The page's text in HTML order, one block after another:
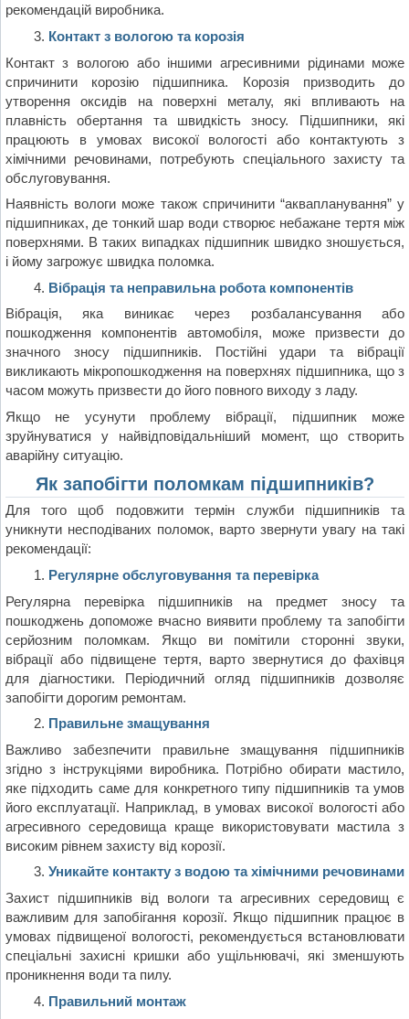
рекомендацій виробника.
Контакт з вологою та корозія
Контакт з вологою або іншими агресивними рідинами може
спричинити корозію підшипника. Корозія призводить до
утворення оксидів на поверхні металу, які впливають на
плавність обертання та швидкість зносу. Підшипники, які
працюють в умовах високої вологості або контактують з
хімічними речовинами, потребують спеціального захисту та
обслуговування.
Наявність вологи може також спричинити “аквапланування” у
підшипниках, де тонкий шар води створює небажане тертя між
поверхнями. В таких випадках підшипник швидко зношується,
і йому загрожує швидка поломка.
Вібрація та неправильна робота компонентів
Вібрація, яка виникає через розбалансування або
пошкодження компонентів автомобіля, може призвести до
значного зносу підшипників. Постійні удари та вібрації
викликають мікропошкодження на поверхнях підшипника, що з
часом можуть призвести до його повного виходу з ладу.
Якщо не усунути проблему вібрації, підшипник може
зруйнуватися у найвідповідальніший момент, що створить
аварійну ситуацію.
Як запобігти поломкам підшипників?
Для того щоб подовжити термін служби підшипників та
уникнути несподіваних поломок, варто звернути увагу на такі
рекомендації:
Регулярне обслуговування та перевірка
Регулярна перевірка підшипників на предмет зносу та
пошкоджень допоможе вчасно виявити проблему та запобігти
серйозним поломкам. Якщо ви помітили сторонні звуки,
вібрації або підвищене тертя, варто звернутися до фахівця
для діагностики. Періодичний огляд підшипників дозволяє
запобігти дорогим ремонтам.
Правильне змащування
Важливо забезпечити правильне змащування підшипників
згідно з інструкціями виробника. Потрібно обирати мастило,
яке підходить саме для конкретного типу підшипників та умов
його експлуатації. Наприклад, в умовах високої вологості або
агресивного середовища краще використовувати мастила з
високим рівнем захисту від корозії.
Уникайте контакту з водою та хімічними речовинами
Захист підшипників від вологи та агресивних середовищ є
важливим для запобігання корозії. Якщо підшипник працює в
умовах підвищеної вологості, рекомендується встановлювати
спеціальні захисні кришки або ущільнювачі, які зменшують
проникнення води та пилу.
Правильний монтаж